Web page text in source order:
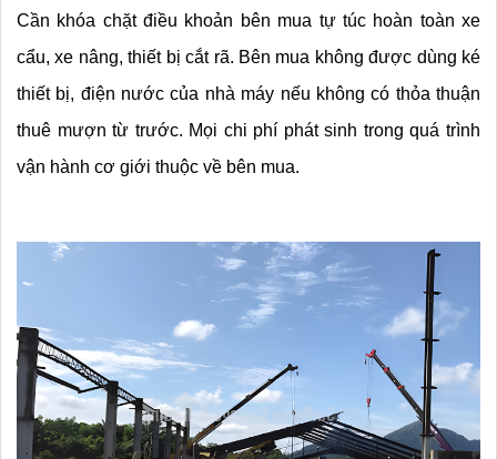
Cần khóa chặt điều khoản bên mua tự túc hoàn toàn xe
cẩu, xe nâng, thiết bị cắt rã. Bên mua không được dùng ké
thiết bị, điện nước của nhà máy nếu không có thỏa thuận
thuê mượn từ trước. Mọi chi phí phát sinh trong quá trình
vận hành cơ giới thuộc về bên mua.